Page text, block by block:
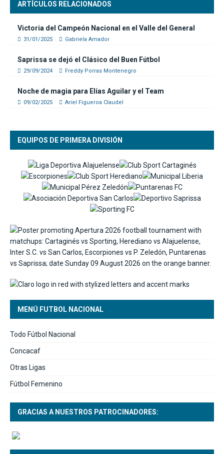
ARTÍCULOS RELACIONADOS
Victoria del Campeón Nacional en el Valle del General
31/01/2025 Gabriela Amador
Saprissa se dejó el Clásico del Buen Fútbol
29/09/2024 Freddy Porras Montenegro
Noche de magia para Elías Aguilar y el Team
09/02/2025 Ariel Figueroa Claudel
EQUIPOS DE PRIMERA DIVISIÓN
MENÚ FUTBOL NACIONAL
Todo Fútbol Nacional
Concacaf
Otras Ligas
Fútbol Femenino
GRACIAS A NUESTROS PATROCINADORES: